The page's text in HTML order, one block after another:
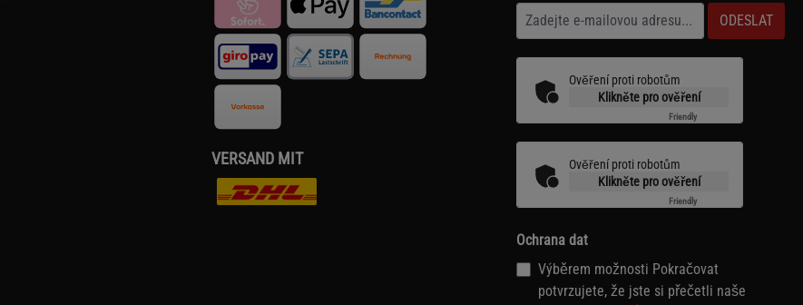
VERSAND MIT
ODESLAT
Ověření proti robotům
Klikněte pro ověření
Friendly
Ověření proti robotům
Klikněte pro ověření
Friendly
Ochrana dat
Výběrem možnosti Pokračovat
potvrzujete, že jste si přečetli naše